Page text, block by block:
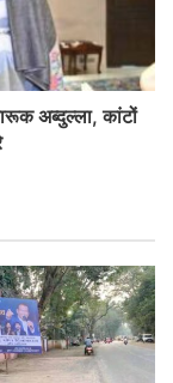
अब्दुल्ला, कांटों